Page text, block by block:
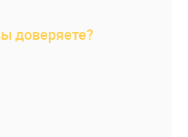
доверяете?